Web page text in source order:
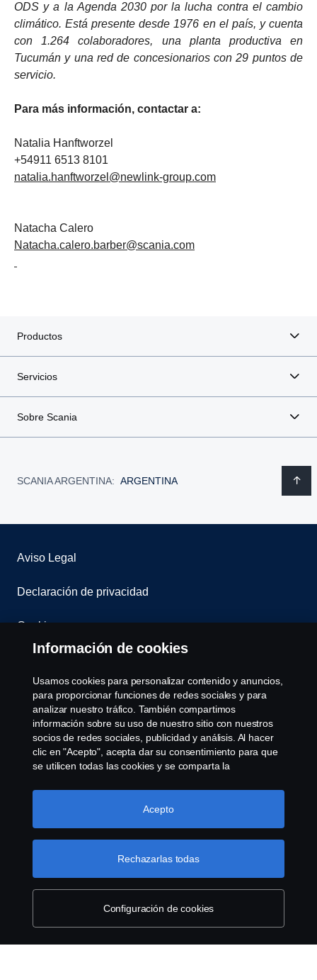
ODS y a la Agenda 2030 por la lucha contra el cambio
climático. Está presente desde 1976 en el país, y cuenta
con 1.264 colaboradores, una planta productiva en
Tucumán y una red de concesionarios con 29 puntos de
servicio.
Para más información, contactar a:
Natalia Hanftworzel
+54911 6513 8101
natalia.hanftworzel@newlink-group.com
Natacha Calero
Natacha.calero.barber@scania.com
Productos
Servicios
Sobre Scania
SCANIA ARGENTINA: ARGENTINA
Aviso Legal
Declaración de privacidad
Cookies
Sistema de Denuncias
Configuración de cookies
reservados. Scania Argentina S.A.U. - Piedrabuena
5400, Grand Bourg, CP (1615) Buenos Aires,
Argentina. Tel. (54) 03327 45 1000
Información de cookies
Usamos cookies para personalizar contenido y anuncios,
para proporcionar funciones de redes sociales y para
analizar nuestro tráfico. También compartimos
información sobre su uso de nuestro sitio con nuestros
socios de redes sociales, publicidad y análisis. Al hacer
clic en "Acepto", acepta dar su consentimiento para que
se utilicen todas las cookies y se comparta la
haciendo clic en "Configuración de cookies" y
seleccionando las categorías que desea aceptar. Para
Más información sobre su privacidad
Configuración de cookies
Rechazarlas todas
Acepto